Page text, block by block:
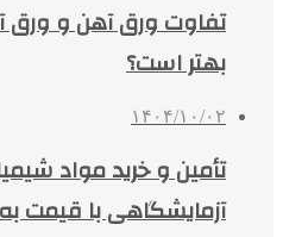
تفاوت ورق آهن و ورق
بهتر است؟
۱۴۰۴/۱۰/۰۲
تأمین و خرید مواد
آزمایشگاهی با قیمت